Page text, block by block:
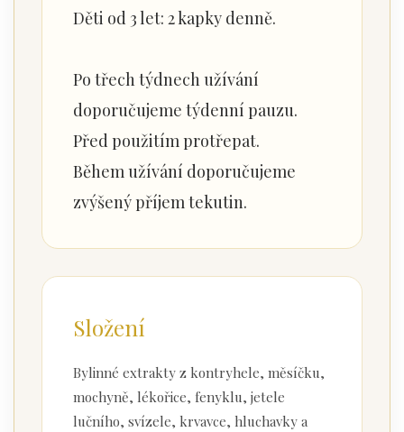
Děti od 3 let: 2 kapky denně.
Po třech týdnech užívání
doporučujeme týdenní pauzu.
Před použitím protřepat.
Během užívání doporučujeme
zvýšený příjem tekutin.
Složení
Bylinné extrakty z kontryhele, měsíčku,
mochyně, lékořice, fenyklu, jetele
lučního, svízele, krvavce, hluchavky a